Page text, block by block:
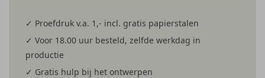
✓ Proefdruk v.a. 1,- incl. gratis papierstalen
✓ Voor 18.00 uur besteld, zelfde werkdag in
productie
✓ Gratis hulp bij het ontwerpen